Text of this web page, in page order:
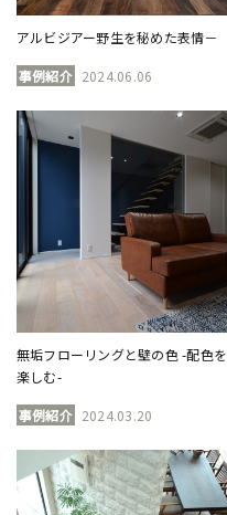
アルビジアー野生を秘めた表情－
事例紹介 2024.06.06
無垢フローリングと壁の色 -配色を
楽しむ-
事例紹介 2024.03.20